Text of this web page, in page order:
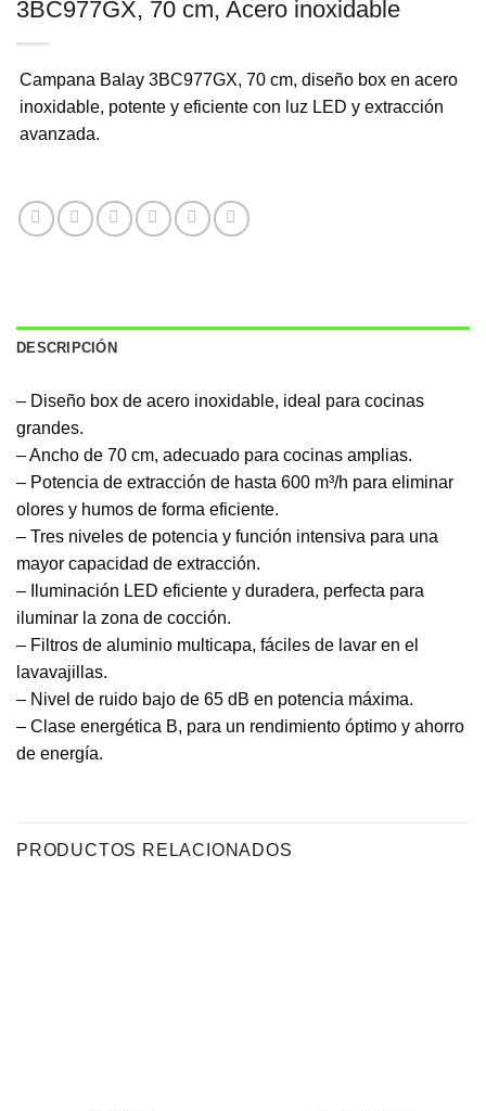
3BC977GX, 70 cm, Acero inoxidable
Campana Balay 3BC977GX, 70 cm, diseño box en acero
inoxidable, potente y eficiente con luz LED y extracción
avanzada.
DESCRIPCIÓN
– Diseño box de acero inoxidable, ideal para cocinas
grandes.
– Ancho de 70 cm, adecuado para cocinas amplias.
– Potencia de extracción de hasta 600 m³/h para eliminar
olores y humos de forma eficiente.
– Tres niveles de potencia y función intensiva para una
mayor capacidad de extracción.
– Iluminación LED eficiente y duradera, perfecta para
iluminar la zona de cocción.
– Filtros de aluminio multicapa, fáciles de lavar en el
lavavajillas.
– Nivel de ruido bajo de 65 dB en potencia máxima.
– Clase energética B, para un rendimiento óptimo y ahorro
de energía.
PRODUCTOS RELACIONADOS